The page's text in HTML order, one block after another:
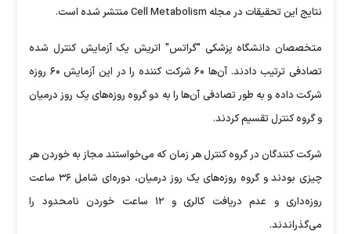
نتایج این تحقیقات در مجله Cell Metabolism منتشر شده است.
متخصصان دانشگاه پزشکی "گراتس" اتریش یک آزمایش کنترل شده
تصادفی ترتیب دادند. آن‌ها ۶۰ شرکت کننده را در این آزمایش ۶۰ روزه
شرکت داده و به طور تصادفی آن‌ها را به دو گروه روزه‌های یک روز درمیان
و گروه کنترل تقسیم کردند.
شرکت کنندگان در گروه کنترل هر زمان که می‌خواستند مجاز به خوردن هر
چیزی بودند و گروه روزه‌های یک روز درمیان، دوره‌ای شامل ۳۶ ساعت
روزه‌داری و عدم دریافت کالری و ۱۲ ساعت خوردن نامحدود را
می‌گذراندند.